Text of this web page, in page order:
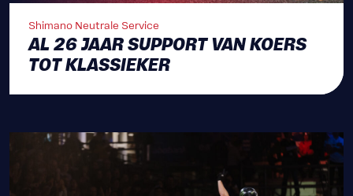
Shimano Neutrale Service
AL 26 JAAR SUPPORT VAN KOERS
TOT KLASSIEKER